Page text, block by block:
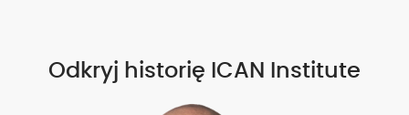
Odkryj historię ICAN Institute